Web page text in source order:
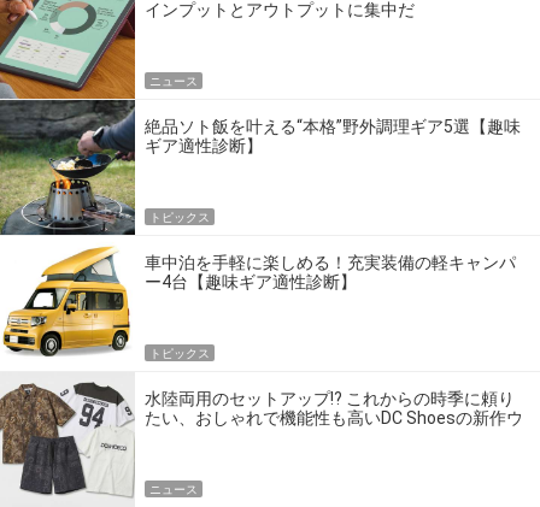
インプットとアウトプットに集中だ
ニュース
絶品ソト飯を叶える“本格”野外調理ギア5選【趣味
ギア適性診断】
トピックス
車中泊を手軽に楽しめる！充実装備の軽キャンパ
ー4台【趣味ギア適性診断】
トピックス
水陸両用のセットアップ!? これからの時季に頼り
たい、おしゃれで機能性も高いDC Shoesの新作ウ
ニュース